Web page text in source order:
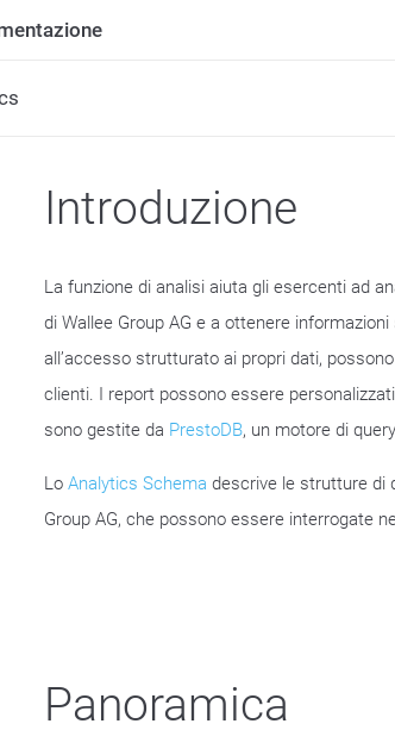
Introduzione
La funzione di analisi aiuta gli esercenti ad
di Wallee Group AG e a ottenere
all’accesso strutturato ai propri dati,
clienti. I report possono essere
sono gestite da PrestoDB, un motore di
Lo Analytics Schema descrive le strutture di
Group AG, che possono essere interrogate
Panoramica